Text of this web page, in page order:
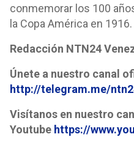
conmemorar los 100
la Copa América en 1916.
Redacción NTN24
Únete a nuestro canal
http://telegram.me/
Visítanos en nuestro
Youtube https://